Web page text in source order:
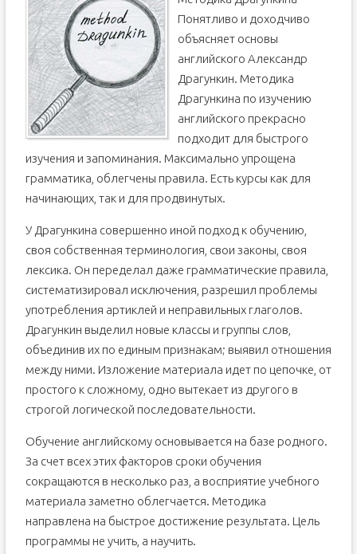
Понятливо и доходчиво
объясняет основы
английского Александр
Драгункин. Методика
Драгункина по изучению
английского прекрасно
подходит для быстрого
изучения и запоминания. Максимально упрощена
грамматика, облегчены правила. Есть курсы как для
начинающих, так и для продвинутых.
У Драгункина совершенно иной подход к обучению,
своя собственная терминология, свои законы, своя
лексика. Он переделал даже грамматические правила,
систематизировал исключения, разрешил проблемы
употребления артиклей и неправильных глаголов.
Драгункин выделил новые классы и группы слов,
объединив их по единым признакам; выявил отношения
между ними. Изложение материала идет по цепочке, от
простого к сложному, одно вытекает из другого в
строгой логической последовательности.
Обучение английскому основывается на базе родного.
За счет всех этих факторов сроки обучения
сокращаются в несколько раз, а восприятие учебного
материала заметно облегчается. Методика
направлена на быстрое достижение результата. Цель
программы не учить, а научить.